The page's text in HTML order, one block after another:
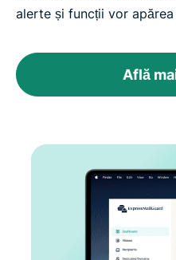
alerte și funcții vor
Află